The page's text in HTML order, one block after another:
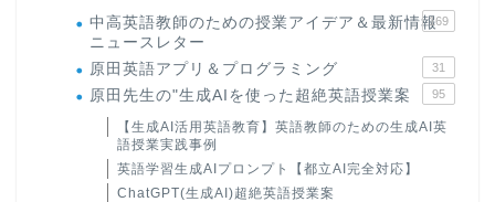
中高英語教師のための授業アイデア＆最新情報
ニュースレター
169
原田英語アプリ＆プログラミング 31
原田先生の"生成AIを使った超絶英語授業案 95
【生成AI活用英語教育】英語教師のための生成AI英
語授業実践事例
英語学習生成AIプロンプト【都立AI完全対応】
ChatGPT(生成AI)超絶英語授業案